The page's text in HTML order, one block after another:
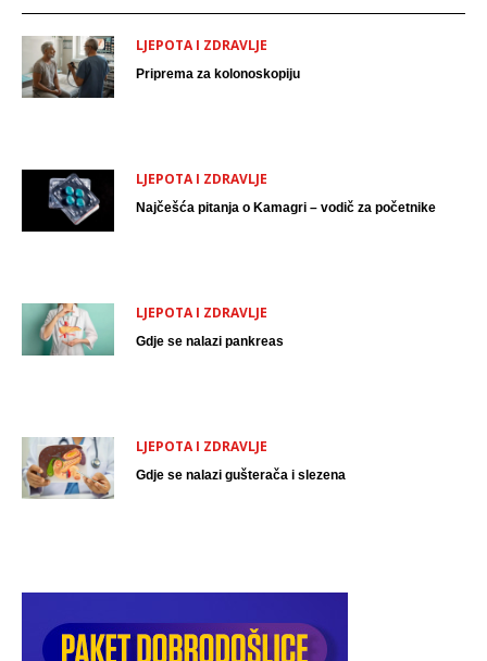
LJEPOTA I ZDRAVLJE
Priprema za kolonoskopiju
LJEPOTA I ZDRAVLJE
Najčešća pitanja o Kamagri – vodič za početnike
LJEPOTA I ZDRAVLJE
Gdje se nalazi pankreas
LJEPOTA I ZDRAVLJE
Gdje se nalazi gušterača i slezena